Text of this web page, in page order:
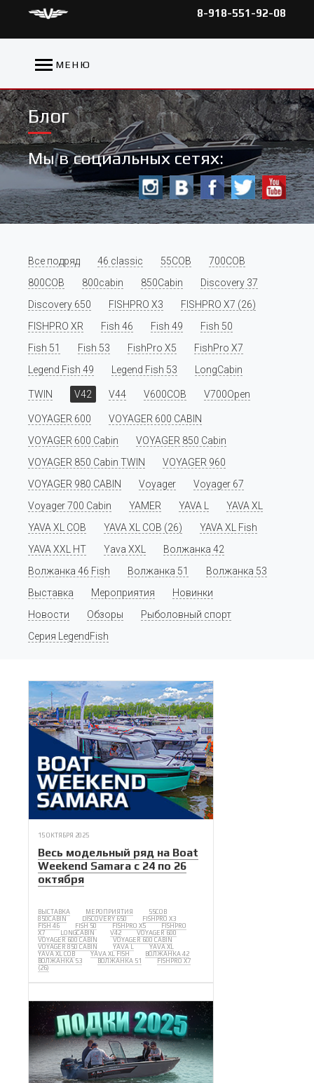
8-918-551-92-08
МЕНЮ
Блог
Мы в социальных сетях:
Все подряд 46 classic 55COB
700COB
800COB
800cabin 850Cabin
Discovery 37
Discovery 650
FISHPRO X3
FISHPRO X7 (26)
FISHPRO XR
Fish 46 Fish 49
Fish 50
Fish 51
Fish 53 FishPro X5
FishPro X7
Legend Fish 49
Legend Fish 53 LongCabin
TWIN V42 V44 V600COB V700Open
VOYAGER 600
VOYAGER 600 CABIN
VOYAGER 600 Cabin
VOYAGER 850 Cabin
VOYAGER 850 Cabin TWIN
VOYAGER 960
VOYAGER 980 CABIN
Voyager
Voyager 67
Voyager 700 Cabin
YAMER YAVA L
YAVA XL
YAVA XL COB
YAVA XL COB (26)
YAVA XL Fish
YAVA XXL HT
Yava XXL
Волжанка 42
Волжанка 46 Fish
Волжанка 51
Волжанка 53
Выставка
Мероприятия
Новинки
Новости
Обзоры
Рыболовный спорт
Серия LegendFish
15 ОКТЯБРЯ 2025
Весь модельный ряд на Boat
Weekend Samara с 24 по 26
октября
ВЫСТАВКА МЕРОПРИЯТИЯ
55COB
850CABIN
DISCOVERY 650
FISHPRO X3
FISH 46
FISH 50 FISHPRO X5
FISHPRO
X7
LONGCABIN V42
VOYAGER 600
VOYAGER 600 CABIN
VOYAGER 600 CABIN
VOYAGER 850 CABIN
YAVA L
YAVA XL
YAVA XL COB
YAVA XL FISH
ВОЛЖАНКА 42
ВОЛЖАНКА 53
ВОЛЖАНКА 51
FISHPRO X7
(26)